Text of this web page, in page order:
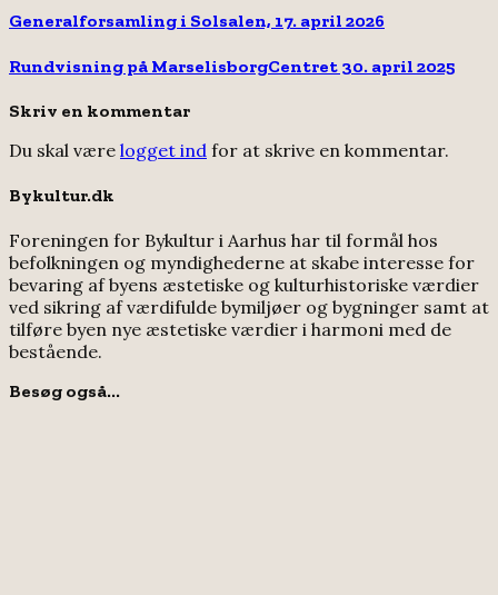
Generalforsamling i Solsalen, 17. april 2026
Rundvisning på MarselisborgCentret 30. april 2025
Skriv en kommentar
Du skal være logget ind for at skrive en kommentar.
Bykultur.dk
Foreningen for Bykultur i Aarhus har til formål hos
befolkningen og myndighederne at skabe interesse for
bevaring af byens æstetiske og kulturhistoriske værdier
ved sikring af værdifulde bymiljøer og bygninger samt at
tilføre byen nye æstetiske værdier i harmoni med de
bestående.
Besøg også...